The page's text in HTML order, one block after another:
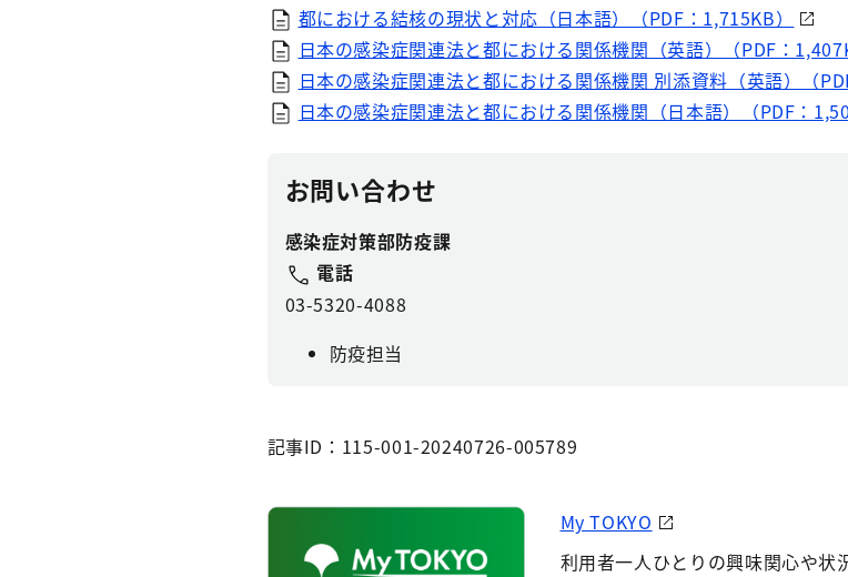
都における結核の現状と対応（日本語）（PDF：1,715KB）
日本の感染症関連法と都における関係機関（英語）（PDF：
日本の感染症関連法と都における関係機関 別添資料（英語）（
日本の感染症関連法と都における関係機関（日本語）（PDF：
お問い合わせ
感染症対策部防疫課
電話
03-5320-4088
防疫担当
記事ID：115-001-20240726-005789
My TOKYO
利用者一人ひとりの興味関心や状